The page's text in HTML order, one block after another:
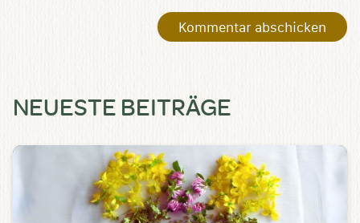
NEUESTE BEITRÄGE